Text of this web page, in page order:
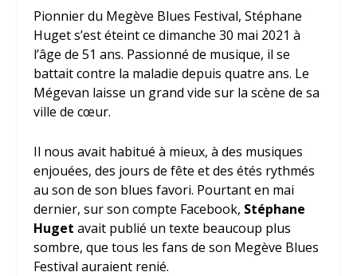
Pionnier du Megève Blues Festival, Stéphane
Huget s’est éteint ce dimanche 30 mai 2021 à
l’âge de 51 ans. Passionné de musique, il se
battait contre la maladie depuis quatre ans. Le
Mégevan laisse un grand vide sur la scène de sa
ville de cœur.
Il nous avait habitué à mieux, à des musiques
enjouées, des jours de fête et des étés rythmés
au son de son blues favori. Pourtant en mai
dernier, sur son compte Facebook, Stéphane
Huget avait publié un texte beaucoup plus
sombre, que tous les fans de son Megève Blues
Festival auraient renié.